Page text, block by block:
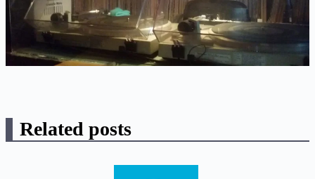
Related posts